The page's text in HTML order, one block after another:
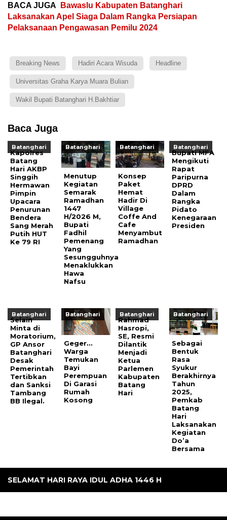
BACA JUGA
Bawaslu Kabupaten Batanghari
Laksanakan Apel Siaga Dalam Rangka Persiapan
Pelaksanaan Pengawasan Pemilu 2024
Breaking News Hadiri Acara Wisuda Headline
Universitas Graha Karya Muara Bulian
Wakil Bupati Batanghari H.Bakhtiar
Baca Juga
Batanghari
Kapolres
Batang
Hari AKBP
Singgih
Hermawan
Pimpin
Upacara
Penurunan
Bendera
Sang Merah
Putih HUT
Ke 79 RI
Batanghari
Menutup
Kegiatan
Semarak
Ramadhan
1447
H/2026 M,
Bupati
Fadhil
Pemenang
Yang
Sesungguhnya
Menaklukkan
Hawa
Nafsu
Batanghari
Konsep
Paket
Hemat
Hadir Di
Village
Coffe And
Cafe
Menyambut
Ramadhan
Batanghari
Bupati MFA
Mengikuti
Rapat
Paripurna
DPRD
Dalam
Rangka
Pidato
Kenegaraan
Presiden
Batanghari
Selain
Minta di
Moratorium,
GP Ansor
Batanghari
Desak
Pemerintah
Tertibkan
dan Sanksi
Tambang
BB Ilegal.
Batanghari
Geger…
Warga
Temukan
Bayi
Perempuan
Di Garasi
Rumah
Kosong
Batanghari
Rahmad
Hasropi,
SE, Resmi
Dilantik
Menjadi
Ketua
Parlemen
Kabupaten
Batang
Hari
Batanghari
Sebagai
Bentuk
Rasa
Syukur
Berakhirnya
Tahun
2025,
Pemkab
Batang
Hari
Laksanakan
Kegiatan
Do’a
Bersama
SELAMAT HARI RAYA IDUL ADHA 1446 H